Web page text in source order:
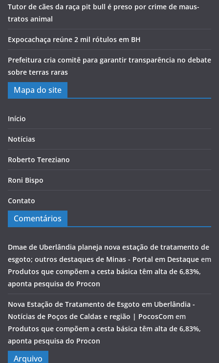
Tutor de cães da raça pit bull é preso por crime de maus-
tratos animal
Expocachaça reúne 2 mil rótulos em BH
Prefeitura cria comitê para garantir transparência no debate
sobre terras raras
Mapa do site
Início
Notícias
Roberto Tereziano
Roni Bispo
Contato
Comentários
Dmae de Uberlândia planeja nova estação de tratamento de
esgoto; outros destaques de Minas - Portal em Destaque em
Produtos que compõem a cesta básica têm alta de 6,83%,
aponta pesquisa do Procon
Nova Estação de Tratamento de Esgoto em Uberlândia -
Notícias de Poços de Caldas e região | PocosCom em
Produtos que compõem a cesta básica têm alta de 6,83%,
aponta pesquisa do Procon
Arquivo